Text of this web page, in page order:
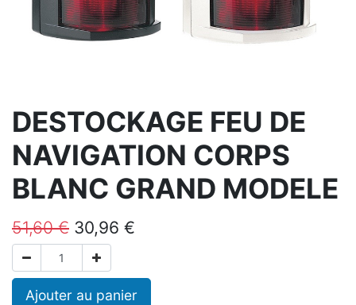
DESTOCKAGE FEU DE
NAVIGATION CORPS
BLANC GRAND MODELE
51,60€ 30,96 €
Ajouter au panier